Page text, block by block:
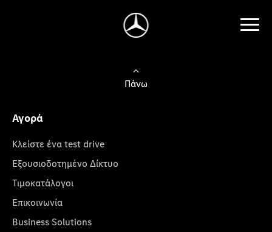
Πάνω
Αγορά
Κλείστε ένα test drive
Εξουσιοδοτημένο Δίκτυο
Τιμοκατάλογοι
Επικοινωνία
Business Solutions